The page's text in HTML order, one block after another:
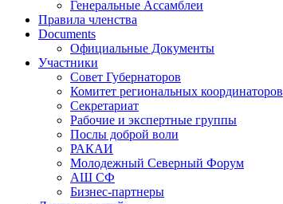
Генеральные Ассамблеи
Правила членства
Documents
Официальные Документы
Участники
Совет Губернаторов
Комитет региональных координаторов
Секретариат
Рабочие и экспертные группы
Послы доброй воли
РАКАИ
Молодежный Северный Форум
АШ СФ
Бизнес-партнеры